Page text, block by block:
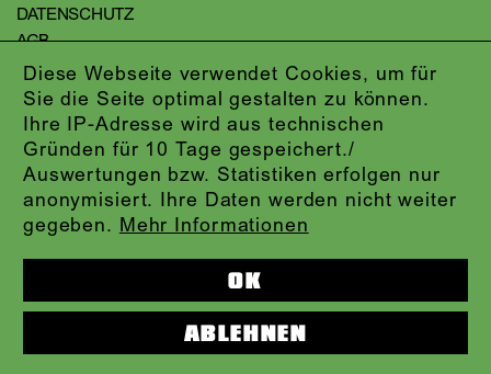
Diese Webseite verwendet Cookies, um für
Sie die Seite optimal gestalten zu können.
Ihre IP-Adresse wird aus technischen
Gründen für 10 Tage gespeichert./
Auswertungen bzw. Statistiken erfolgen nur
anonymisiert. Ihre Daten werden nicht weiter
gegeben. Mehr Informationen
OK
ABLEHNEN
DATENSCHUTZ
AGB
KONTAKT
ABO-LOGIN
PRESSE
NEWSLETTER
AUDIOFORMATE
KARTENTELEFON:
069.212.49.49.4